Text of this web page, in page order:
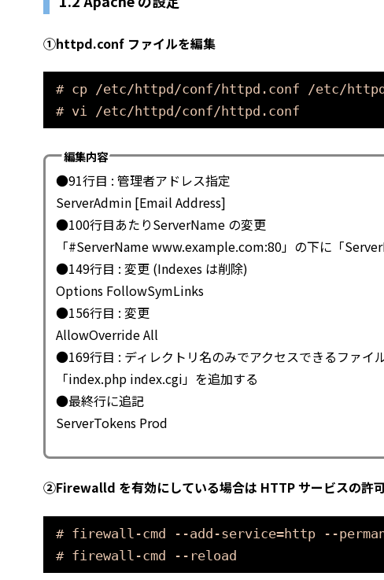
①httpd.conf ファイルを編集
# cp /etc/httpd/conf/httpd.conf /etc/
# vi /etc/httpd/conf/httpd.conf
編集内容
●91行目 : 管理者アドレス指定
ServerAdmin [Email Address]
●100行目あたりServerName の変更
「#ServerName www.example.com:80」の下に「
●149行目 : 変更 (Indexes は削除)
Options FollowSymLinks
●156行目 : 変更
AllowOverride All
●169行目 : ディレクトリ名のみでアクセスできるファイ
「index.php index.cgi」を追加する
●最終行に追記
ServerTokens Prod
②Firewalld を有効にしている場合は HTTP サービスの許
# firewall-cmd --add-service=http --
# firewall-cmd --reload